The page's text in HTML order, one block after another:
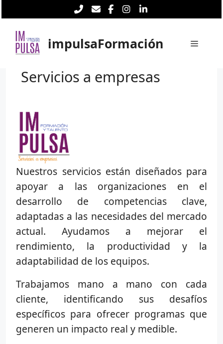
al
contenido
impulsaFormación Menú
Servicios a empresas
Nuestros servicios están diseñados para
apoyar a las organizaciones en el
desarrollo de competencias clave,
adaptadas a las necesidades del mercado
actual. Ayudamos a mejorar el
rendimiento, la productividad y la
adaptabilidad de los equipos.
Trabajamos mano a mano con cada
cliente, identificando sus desafíos
específicos para ofrecer programas que
generen un impacto real y medible.